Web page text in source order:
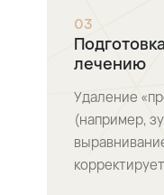
03
лечению
Удаление
(например,